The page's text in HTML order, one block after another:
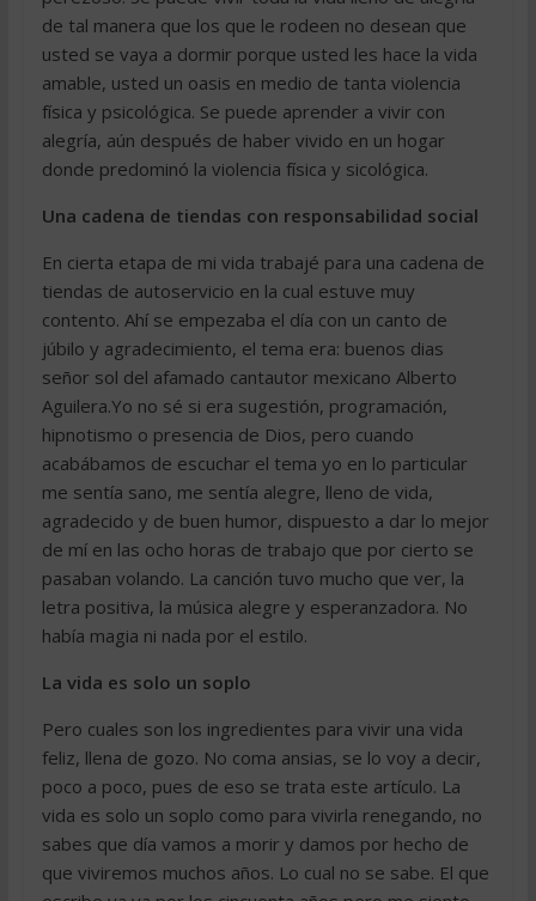
de tal manera que los que le rodeen no desean que
usted se vaya a dormir porque usted les hace la vida
amable, usted un oasis en medio de tanta violencia
física y psicológica. Se puede aprender a vivir con
alegría, aún después de haber vivido en un hogar
donde predominó la violencia física y sicológica.
Una cadena de tiendas con responsabilidad social
En cierta etapa de mi vida trabajé para una cadena de
tiendas de autoservicio en la cual estuve muy
contento. Ahí se empezaba el día con un canto de
júbilo y agradecimiento, el tema era: buenos dias
señor sol del afamado cantautor mexicano Alberto
Aguilera.Yo no sé si era sugestión, programación,
hipnotismo o presencia de Dios, pero cuando
acabábamos de escuchar el tema yo en lo particular
me sentía sano, me sentía alegre, lleno de vida,
agradecido y de buen humor, dispuesto a dar lo mejor
de mí en las ocho horas de trabajo que por cierto se
pasaban volando. La canción tuvo mucho que ver, la
letra positiva, la música alegre y esperanzadora. No
había magia ni nada por el estilo.
La vida es solo un soplo
Pero cuales son los ingredientes para vivir una vida
feliz, llena de gozo. No coma ansias, se lo voy a decir,
poco a poco, pues de eso se trata este artículo. La
vida es solo un soplo como para vivirla renegando, no
sabes que día vamos a morir y damos por hecho de
que viviremos muchos años. Lo cual no se sabe. El que